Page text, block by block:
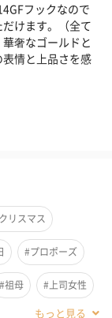
フックなので
けます。（全て
奢なゴールドと
情と上品さを感
リスマス
#プロポーズ
#祖母 #上司女性